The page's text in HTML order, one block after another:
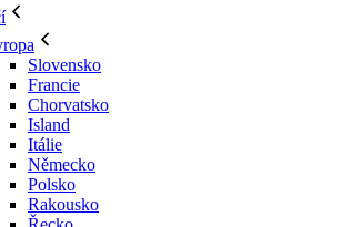
Slovensko
Francie
Chorvatsko
Island
Itálie
Německo
Polsko
Rakousko